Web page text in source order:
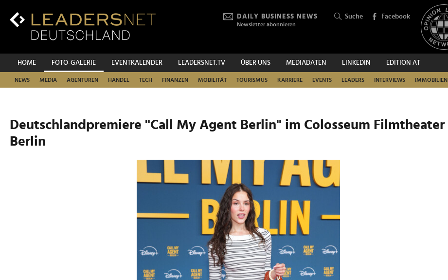
Inhalt
Hauptnavigation
DAILY BUSINESS NEWS
Newsletter abonnieren
Suche Facebook
HOME FOTO-GALERIE EVENTKALENDER LEADERSNET.TV ÜBER UNS MEDIADATEN LINKEDIN EDITION AT
NEWS MEDIA AGENTUREN HANDEL TECH FINANZEN MOBILITÄT TOURISMUS KARRIERE EVENTS LEADERS INTERVIEWS IMMOBILIEN
SUCHEN
Deutschlandpremiere "Call My Agent Berlin" im Colosseum Filmtheater
Berlin